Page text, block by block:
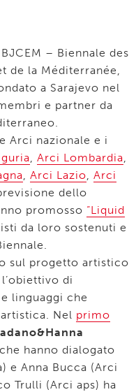
– Biennale des
de la Méditerranée,
a Sarajevo nel
e partner da
Arci nazionale e i
Arci Lombardia
Arci Lazio Arci
dello
promosso “Liquid
da loro sostenuti e
sul progetto artistico
di
linguaggi che
Nel primo
che hanno dialogato
e Anna Bucca (Arci
Trulli (Arci aps) ha